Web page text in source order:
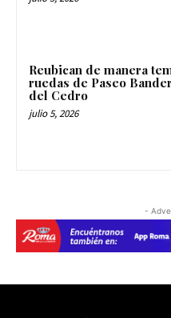
Reubican de manera
ruedas de Paseo
del Cedro
julio 5, 2026
-